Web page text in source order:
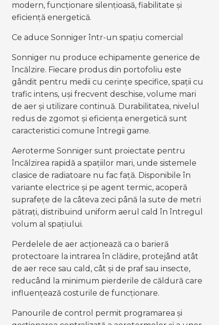
modern, funcționare silențioasă, fiabilitate și
eficiență energetică.
Ce aduce Sonniger într-un spațiu comercial
Sonniger nu produce echipamente generice de
încălzire. Fiecare produs din portofoliu este
gândit pentru medii cu cerințe specifice, spații cu
trafic intens, uși frecvent deschise, volume mari
de aer și utilizare continuă. Durabilitatea, nivelul
redus de zgomot și eficiența energetică sunt
caracteristici comune întregii game.
Aeroterme Sonniger sunt proiectate pentru
încălzirea rapidă a spațiilor mari, unde sistemele
clasice de radiatoare nu fac față. Disponibile în
variante electrice și pe agent termic, acoperă
suprafețe de la câteva zeci până la sute de metri
pătrați, distribuind uniform aerul cald în întregul
volum al spațiului.
Perdelele de aer acționează ca o barieră
protectoare la intrarea în clădire, protejând atât
de aer rece sau cald, cât și de praf sau insecte,
reducând la minimum pierderile de căldură care
influențează costurile de funcționare.
Panourile de control permit programarea și